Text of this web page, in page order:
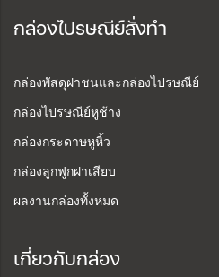
กล่องไปรษณีย์สั่งทำ
กล่องพัสดุฝาชนและกล่องไปรษณีย์
กล่องไปรษณีย์หูช้าง
กล่องกระดาษหูหิ้ว
กล่องลูกฟูกฝาเสียบ
ผลงานกล่องทั้งหมด
เกี่ยวกับกล่อง